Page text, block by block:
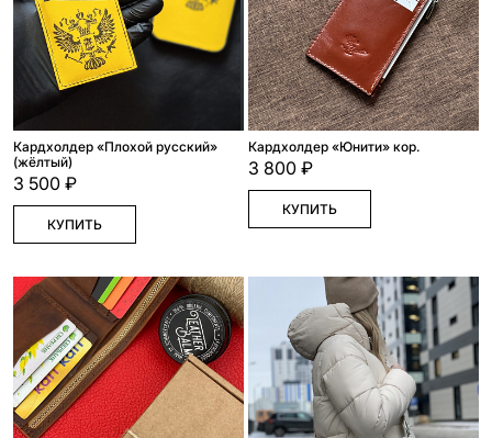
Кардхолдер «Плохой русский»
(жёлтый)
3 500 ₽
КУПИТЬ
Кардхолдер «Юнити» кор.
3 800 ₽
КУПИТЬ